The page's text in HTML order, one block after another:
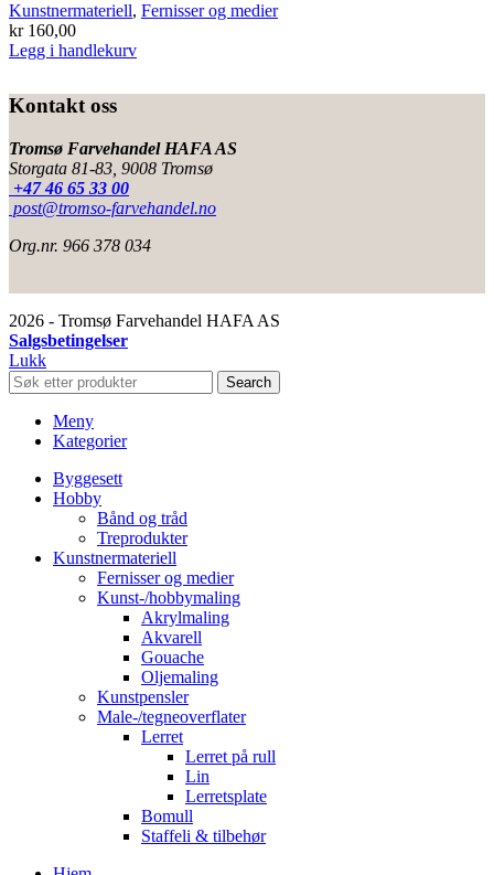
Kunstnermateriell, Fernisser og medier
kr160,00
Legg i handlekurv
Kontakt oss
Tromsø Farvehandel HAFA AS
Storgata 81-83, 9008 Tromsø
+47 46 65 33 00
post@tromso-farvehandel.no
Org.nr. 966 378 034
2026 - Tromsø Farvehandel HAFA AS
Salgsbetingelser
Lukk
Search
Meny
Kategorier
Byggesett
Hobby
Bånd og tråd
Treprodukter
Kunstnermateriell
Fernisser og medier
Kunst-/hobbymaling
Akrylmaling
Akvarell
Gouache
Oljemaling
Kunstpensler
Male-/tegneoverflater
Lerret
Lerret på rull
Lin
Lerretsplate
Bomull
Staffeli & tilbehør